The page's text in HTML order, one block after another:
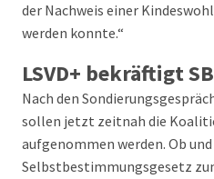
der Nachweis einer
werden konnte.“
LSVD+ bekräftigt
Nach den
sollen jetzt zeitnah die
aufgenommen werden. Ob und
Selbstbestimmungsgesetz